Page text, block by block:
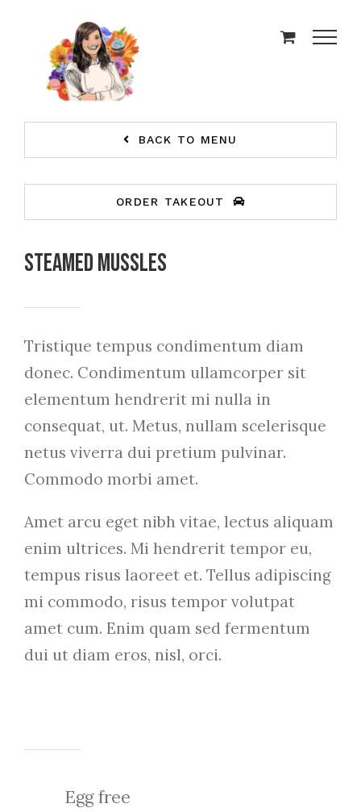
content
BACK TO MENU
ORDER TAKEOUT
Steamed Mussles
Tristique tempus condimentum diam
donec. Condimentum ullamcorper sit
elementum hendrerit mi nulla in
consequat, ut. Metus, nullam scelerisque
netus viverra dui pretium pulvinar.
Commodo morbi amet.
Amet arcu eget nibh vitae, lectus aliquam
enim ultrices. Mi hendrerit tempor eu,
tempus risus laoreet et. Tellus adipiscing
mi commodo, risus tempor volutpat
amet cum. Enim quam sed fermentum
dui ut diam eros, nisl, orci.
Egg free